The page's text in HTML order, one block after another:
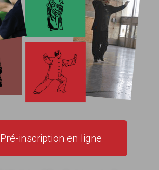
Pré-inscription en ligne